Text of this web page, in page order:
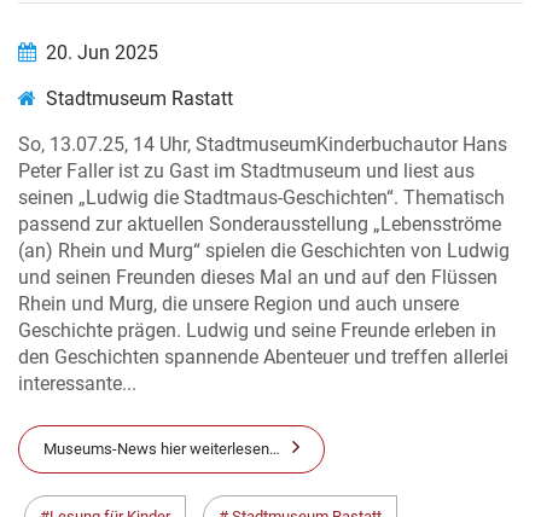
20. Jun 2025
Stadtmuseum Rastatt
So, 13.07.25, 14 Uhr, StadtmuseumKinderbuchautor Hans
Peter Faller ist zu Gast im Stadtmuseum und liest aus
seinen „Ludwig die Stadtmaus-Geschichten“. Thematisch
passend zur aktuellen Sonderausstellung „Lebensströme
(an) Rhein und Murg“ spielen die Geschichten von Ludwig
und seinen Freunden dieses Mal an und auf den Flüssen
Rhein und Murg, die unsere Region und auch unsere
Geschichte prägen. Ludwig und seine Freunde erleben in
den Geschichten spannende Abenteuer und treffen allerlei
interessante...
Museums-News hier weiterlesen…